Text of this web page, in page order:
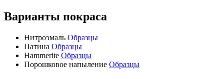
Варианты покраса
Нитроэмаль Образцы
Патина Образцы
Hammerite Образцы
Порошковое напыление Образцы